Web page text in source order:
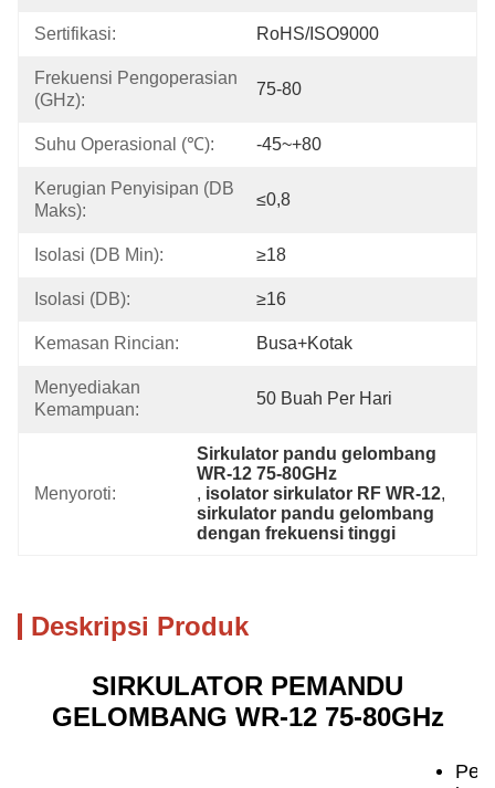
Sertifikasi: RoHS/ISO9000
Frekuensi Pengoperasian
(GHz):
75-80
Suhu Operasional (℃): -45~+80
Kerugian Penyisipan (dB
Maks):
≤0,8
Isolasi (dB Min): ≥18
Isolasi (dB): ≥16
Kemasan Rincian: Busa+kotak
Menyediakan
Kemampuan:
50 Buah Per Hari
Menyoroti:
Sirkulator pandu gelombang
WR-12 75-80GHz
, isolator sirkulator RF WR-12,
sirkulator pandu gelombang
dengan frekuensi tinggi
Deskripsi Produk
SIRKULATOR PEMANDU
GELOMBANG WR-12 75-80GHz